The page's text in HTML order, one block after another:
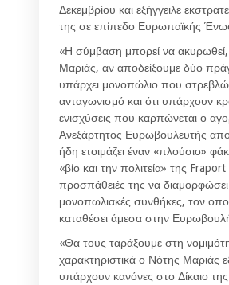
Δεκεμβρίου και εξήγγειλε
της σε επίπεδο Ευρωπαϊκής
«Η σύμβαση μπορεί να ακυρωθεί,
Μαριάς, αν αποδείξουμε δύο
υπάρχει μονοπώλιο που
ανταγωνισμό και ότι υπάρχουν
ενισχύσεις που καρπώνεται ο
Ανεξάρτητος Ευρωβουλευτής
ήδη ετοιμάζει έναν «πλούσιο»
«βίο και την πολιτεία» της Fraport
προσπάθειές της να διαμορφώσει
μονοπωλιακές συνθήκες, τον
καταθέσει άμεσα στην
«Θα τους ταράξουμε στη
χαρακτηριστικά ο Νότης Μαριάς
υπάρχουν κανόνες στο Δίκαιο